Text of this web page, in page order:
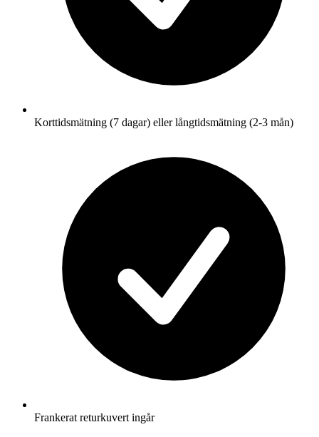
Korttidsmätning (7 dagar) eller långtidsmätning (2-3 mån)
Frankerat returkuvert ingår